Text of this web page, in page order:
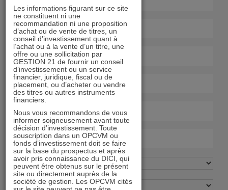
Les informations figurant sur ce site
ne constituent ni une
recommandation ni une proposition
d’achat ou de vente de titres, un
conseil d’investissement quant à
l’achat ou à la vente d’un titre, une
offre ou une sollicitation par
GESTION 21 de fournir un conseil
d’investissement ou un service
financier, juridique, fiscal ou de
placement, ou d’acheter ou vendre
des titres ou autres instruments
financiers.
Nous vous recommandons de vous
informer soigneusement avant toute
décision d’investissement. Toute
souscription dans un OPCVM ou
fonds d’investissement doit se faire
sur la base du prospectus et après
avoir pris connaissance du DICI, qui
peuvent être obtenus sur le présent
site ou directement auprès de la
société de gestion. Les OPCVM cités